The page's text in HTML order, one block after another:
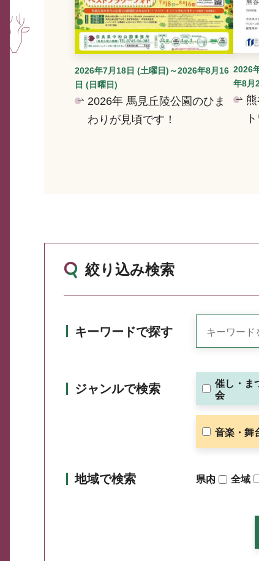
2026年7月18日 (土曜日)～2026年8月16
日 (日曜日)
2026年 馬見丘陵公園のひま
わりが見頃です！
2026
年8月
絞り込み検索
キーワードで探す
ジャンルで検索
催し・ま
会
音楽・舞
地域で検索 県内
（ 全域